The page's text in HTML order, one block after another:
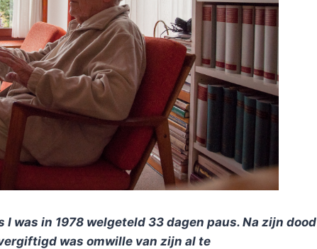
was in 1978 welgeteld 33 dagen paus. Na zijn dood
was omwille van zijn al te